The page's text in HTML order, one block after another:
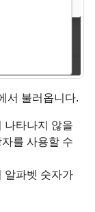
서 불러옵니다.
나타나지 않을
를 사용할 수
알파벳 숫자가